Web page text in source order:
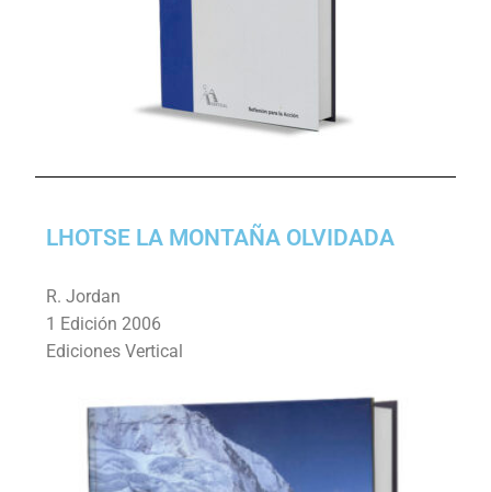
LHOTSE LA MONTAÑA OLVIDADA
R. Jordan
1 Edición 2006
Ediciones Vertical